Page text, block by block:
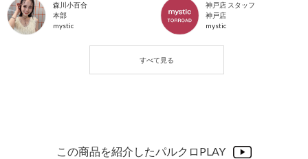
森川小百合
本部
mystic
神戸店 スタッフ
神戸店
mystic
この商品を紹介したパルクロPLAY